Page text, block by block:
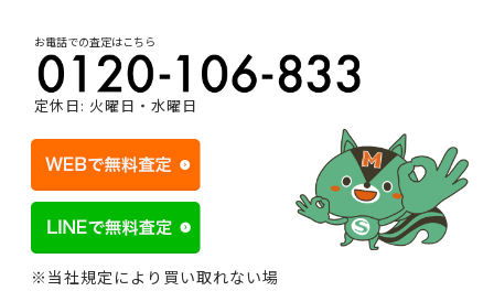
お電話での査定はこちら
定休日: 火曜日・水曜日
※当社規定により買い取れない場